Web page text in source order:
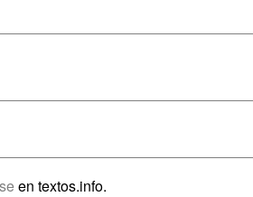
en textos.info.